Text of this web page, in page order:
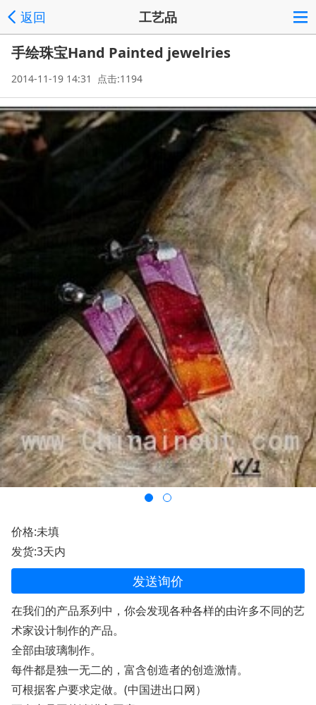
返回 工艺品
手绘珠宝Hand Painted jewelries
2014-11-19 14:31 点击:1194
价格:未填
发货:3天内
发送询价
在我们的产品系列中，你会发现各种各样的由许多不同的艺
术家设计制作的产品。
全部由玻璃制作。
每件都是独一无二的，富含创造者的创造激情。
可根据客户要求定做。(中国进出口网）